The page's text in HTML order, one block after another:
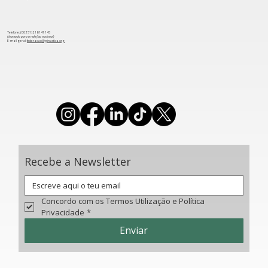
Open de Conjuntos de Rítmica
Recebe a Newsletter
Concordo com os Termos Utilização e Política
Privacidade *
Enviar
Telefone: (00 351) 218 141 145
(chamada para a rede fixa nacional)
​E-mail geral:federacao@ginastica.org